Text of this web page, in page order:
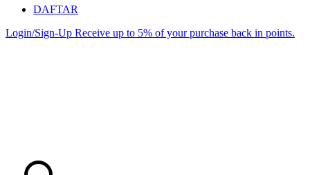
DAFTAR
Login/Sign-Up Receive up to 5% of your purchase back in points.